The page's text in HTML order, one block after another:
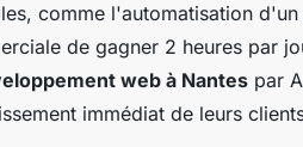
comme l'automatisation
de gagner 2 heures par
web à Nantes par
immédiat de leurs